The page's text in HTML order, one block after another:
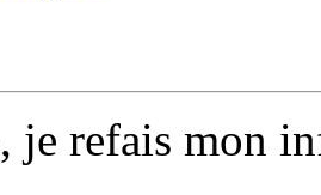
je refais mon